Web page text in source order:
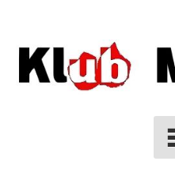
to
content